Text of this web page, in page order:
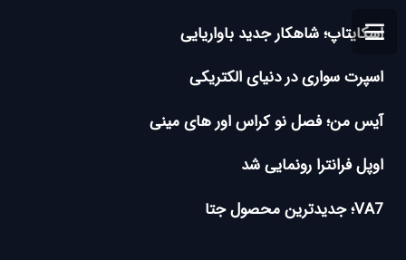
اسکایتاپ؛ شاهکار جدید باواریایی
اسپرت سواری در دنیای الکتریکی
آیس من؛ فصل نو کراس اور های مینی
اوپل فرانترا رونمایی شد
VA7؛ جدیدترین محصول جتا